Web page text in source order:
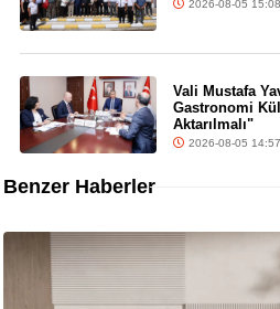
2026-08-05
Vali Mustafa
Gastronomi
Aktarılmalı"
2026-08-05
Benzer Haberler